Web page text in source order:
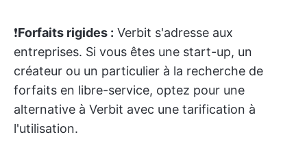
❗️Forfaits rigides : Verbit s'adresse aux
entreprises. Si vous êtes une start-up, un
créateur ou un particulier à la recherche de
forfaits en libre-service, optez pour une
alternative à Verbit avec une tarification à
l'utilisation.